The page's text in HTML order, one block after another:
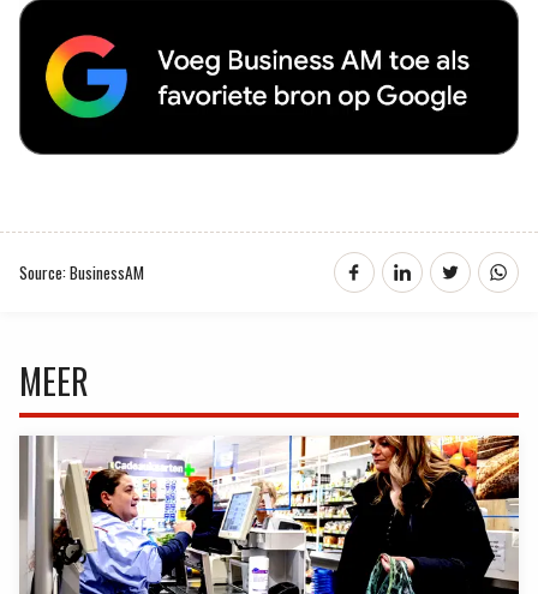
Source: BusinessAM
MEER